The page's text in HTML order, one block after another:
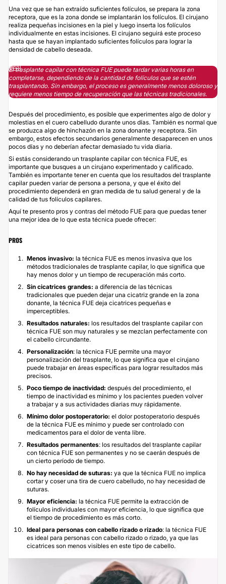
Una vez que se han extraído suficientes folículos, se prepara la zona
receptora, que es la zona donde se implantarán los folículos. El cirujano
realiza pequeñas incisiones en la piel y luego inserta los folículos
individualmente en estas incisiones. El cirujano seguirá este proceso
hasta que se hayan implantado suficientes folículos para lograr la
densidad de cabello deseada.
El trasplante capilar con técnica FUE puede tardar varias horas en
completarse, dependiendo de la cantidad de folículos que se estén
trasplantando. Sin embargo, el proceso es generalmente menos doloroso y
requiere menos tiempo de recuperación que las técnicas tradicionales.
Después del procedimiento, es posible que experimentes algo de dolor y
molestias en el cuero cabelludo durante unos días. También es normal que
se produzca algo de hinchazón en la zona donante y receptora. Sin
embargo, estos efectos secundarios generalmente desaparecen en unos
pocos días y no deberían afectar demasiado tu vida diaria.
Si estás considerando un trasplante capilar con técnica FUE, es
importante que busques a un cirujano experimentado y calificado.
También es importante tener en cuenta que los resultados del trasplante
capilar pueden variar de persona a persona, y que el éxito del
procedimiento dependerá en gran medida de tu salud general y de la
calidad de tus folículos capilares.
Aquí te presento pros y contras del método FUE para que puedas tener
una mejor idea de lo que esta técnica puede ofrecer:
PROS
Menos invasivo: la técnica FUE es menos invasiva que los
métodos tradicionales de trasplante capilar, lo que significa que
hay menos dolor y un tiempo de recuperación más corto.
Sin cicatrices grandes: a diferencia de las técnicas
tradicionales que pueden dejar una cicatriz grande en la zona
donante, la técnica FUE deja cicatrices pequeñas e
imperceptibles.
Resultados naturales: los resultados del trasplante capilar con
técnica FUE son muy naturales y se mezclan perfectamente con
el cabello circundante.
Personalización: la técnica FUE permite una mayor
personalización del trasplante, lo que significa que el cirujano
puede trabajar en áreas específicas para lograr resultados más
precisos.
Poco tiempo de inactividad: después del procedimiento, el
tiempo de inactividad es mínimo y los pacientes pueden volver
a trabajar y a sus actividades diarias muy rápidamente.
Mínimo dolor postoperatorio: el dolor postoperatorio después
de la técnica FUE es mínimo y puede ser controlado con
medicamentos para el dolor de venta libre.
Resultados permanentes: los resultados del trasplante capilar
con técnica FUE son permanentes y no se caerán después de
un cierto período de tiempo.
No hay necesidad de suturas: ya que la técnica FUE no implica
cortar y coser una tira de cuero cabelludo, no hay necesidad de
suturas.
Mayor eficiencia: la técnica FUE permite la extracción de
folículos individuales con mayor eficiencia, lo que significa que
el tiempo de procedimiento es más corto.
Ideal para personas con cabello rizado o rizado: la técnica FUE
es ideal para personas con cabello rizado o rizado, ya que las
cicatrices son menos visibles en este tipo de cabello.